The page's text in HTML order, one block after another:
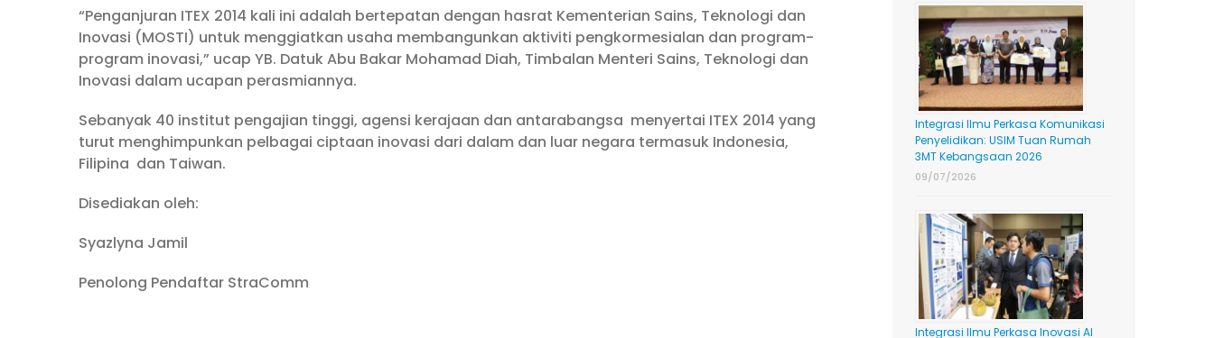
“Penganjuran ITEX 2014 kali ini adalah bertepatan dengan hasrat Kementerian Sains, Teknologi dan
Inovasi (MOSTI) untuk menggiatkan usaha membangunkan aktiviti pengkormesialan dan program-
program inovasi,” ucap YB. Datuk Abu Bakar Mohamad Diah, Timbalan Menteri Sains, Teknologi dan
Inovasi dalam ucapan perasmiannya.
Sebanyak 40 institut pengajian tinggi, agensi kerajaan dan antarabangsa menyertai ITEX 2014 yang
turut menghimpunkan pelbagai ciptaan inovasi dari dalam dan luar negara termasuk Indonesia,
Filipina dan Taiwan.
Disediakan oleh:
Syazlyna Jamil
Penolong Pendaftar StraComm
Integrasi Ilmu Perkasa Komunikasi
Penyelidikan: USIM Tuan Rumah
3MT Kebangsaan 2026
09/07/2026
Integrasi Ilmu Perkasa Inovasi AI